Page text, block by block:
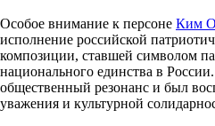
Особое внимание к персоне Ким
исполнение российской
композиции, ставшей символом
национального единства в
общественный резонанс и был
уважения и культурной